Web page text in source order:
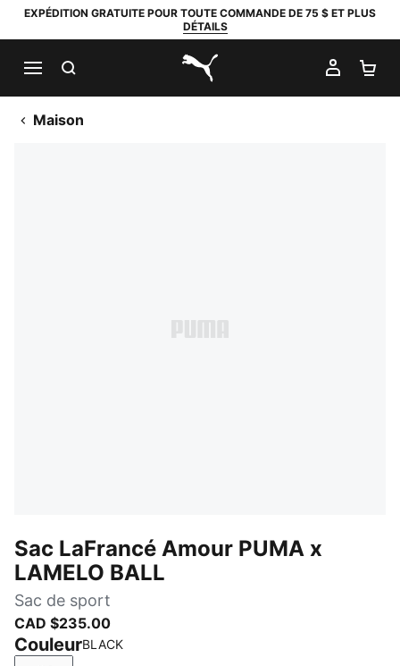
EXPÉDITION GRATUITE POUR TOUTE COMMANDE DE 75 $ ET PLUS
DÉTAILS
PUMA.com
MON
Maison
Sac LaFrancé Amour PUMA x
LAMELO BALL
Sac de sport
CAD $235.00
CouleurBLACK